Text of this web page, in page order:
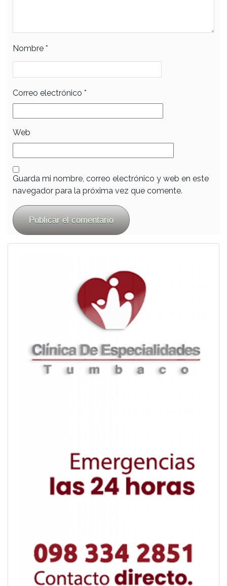
Nombre *
Correo electrónico *
Web
Guarda mi nombre, correo electrónico y web en este
navegador para la próxima vez que comente.